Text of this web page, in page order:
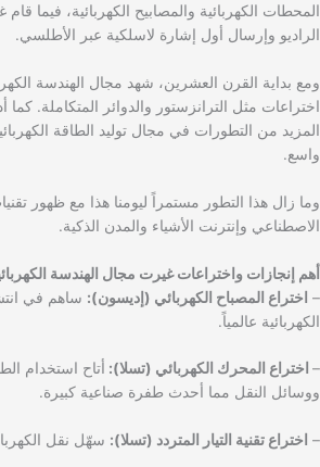
المحطات الكهربائية والمصابيح الكهربائية، فيما
الراديو وإرسال أول إشارة لاسلكية عبر الأطلسي.
ومع بداية القرن العشرين، شهد مجال الهندسة
اختراعات مثل الترانزستور والدوائر المتكاملة. كما
المزيد من التطورات في مجال توليد الطاقة
واسع.
وما زال هذا التطور مستمراً ليومنا هذا مع ظهور
الاصطناعي وإنترنت الأشياء والمدن الذكية.
أهم إنجازات واختراعات غيرت مجال الهندسة
– اختراع المصباح الكهربائي (إديسون): ساهم في
الكهربائية عالمياً.
– اختراع المحرك الكهربائي (تسلا): أتاح استخدام
ووسائل النقل مما أحدث طفرة صناعية كبيرة.
– اختراع تقنية التيار المتردد (تسلا): سهّل نقل